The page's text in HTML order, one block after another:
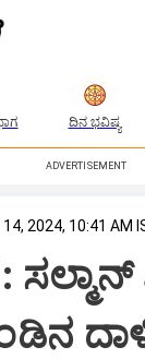
ದಿನ ಭವಿಷ್ಯ
ADVERTISEMENT
14, 2024, 10:41 AM